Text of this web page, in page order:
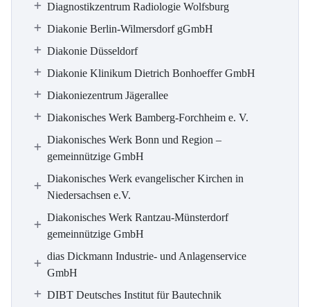
Diagnostikzentrum Radiologie Wolfsburg
Diakonie Berlin-Wilmersdorf gGmbH
Diakonie Düsseldorf
Diakonie Klinikum Dietrich Bonhoeffer GmbH
Diakoniezentrum Jägerallee
Diakonisches Werk Bamberg-Forchheim e. V.
Diakonisches Werk Bonn und Region –
gemeinnützige GmbH
Diakonisches Werk evangelischer Kirchen in
Niedersachsen e.V.
Diakonisches Werk Rantzau-Münsterdorf
gemeinnützige GmbH
dias Dickmann Industrie- und Anlagenservice
GmbH
DIBT Deutsches Institut für Bautechnik